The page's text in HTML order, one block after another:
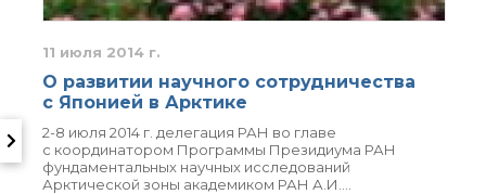
11 июля 2014 г.
О развитии научного сотрудничества
с Японией в Арктике
2-8 июля 2014 г. делегация РАН во главе
с координатором Программы Президиума РАН
фундаментальных научных исследований
Арктической зоны академиком РАН А.И.…